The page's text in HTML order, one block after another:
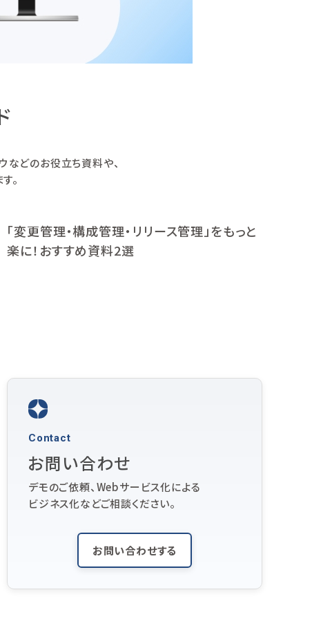
などのお役立ち資料や、
。
「変更管理・構成管理・リリース管理」をもっと
楽に！おすすめ資料2選
Contact
お問い合わせ
デモのご依頼、Webサービス化による
ビジネス化などご相談ください。
お問い合わせする